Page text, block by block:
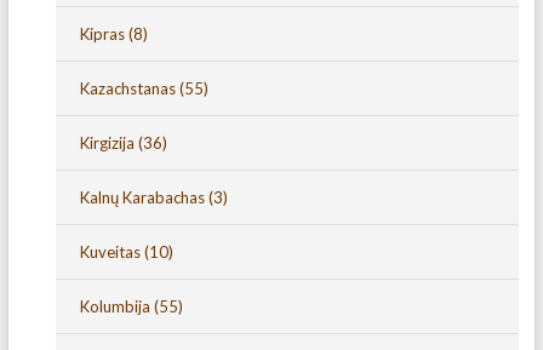
Kipras(8)
Kazachstanas(55)
Kirgizija (36)
Kalnų Karabachas(3)
Kuveitas(10)
Kolumbija (55)